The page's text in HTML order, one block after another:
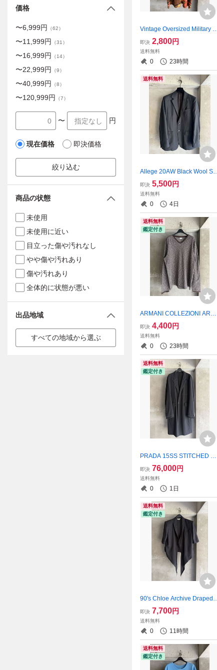
Vintage Oversized Military C
amouflage T-Shirt
即決 2,800円
送料無料
0 23時間
送料無料
Allege 20AW Black Wool Stri
pe 2-Button Tailored Jacket
即決 5,500円
送料無料
0 4日
送料無料
鑑定付き
ARMANI COLLEZIONI ARC
HIVE Oversized Contrast Fa
bric L/S T-Shirt
即決 4,400円
送料無料
0 23時間
送料無料
鑑定付き
PRADA 15SS STITCHED C
HESTERFIELD COAT
即決 76,000円
送料無料
0 1日
送料無料
鑑定付き
90's Chloe Archive Draped T
ail Jacket
即決 7,700円
送料無料
0 11時間
送料無料
鑑定付き
価格
〜6,999円 （62）
〜11,999円 （31 ）
〜16,999円 （14）
〜22,999円 （9）
〜40,999円 （8）
〜120,999円 （7）
〜 円
現在価格 即決価格
絞り込む
商品の状態
未使用
未使用に近い
目立った傷や汚れなし
やや傷や汚れあり
傷や汚れあり
全体的に状態が悪い
出品地域
すべての地域から選ぶ